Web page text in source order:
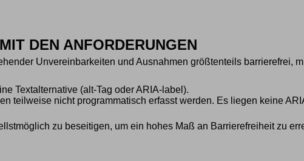
DEN ANFORDERUNGEN
Unvereinbarkeiten und Ausnahmen größtenteils barrierefrei,
Textalternative (alt-Tag oder ARIA-label).
teilweise nicht programmatisch erfasst werden. Es liegen keine
zu beseitigen, um ein hohes Maß an Barrierefreiheit zu